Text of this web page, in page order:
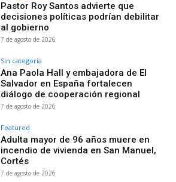
Pastor Roy Santos advierte que
decisiones políticas podrían debilitar
al gobierno
7 de agosto de 2026
Sin categoría
Ana Paola Hall y embajadora de El
Salvador en España fortalecen
diálogo de cooperación regional
7 de agosto de 2026
Featured
Adulta mayor de 96 años muere en
incendio de vivienda en San Manuel,
Cortés
7 de agosto de 2026